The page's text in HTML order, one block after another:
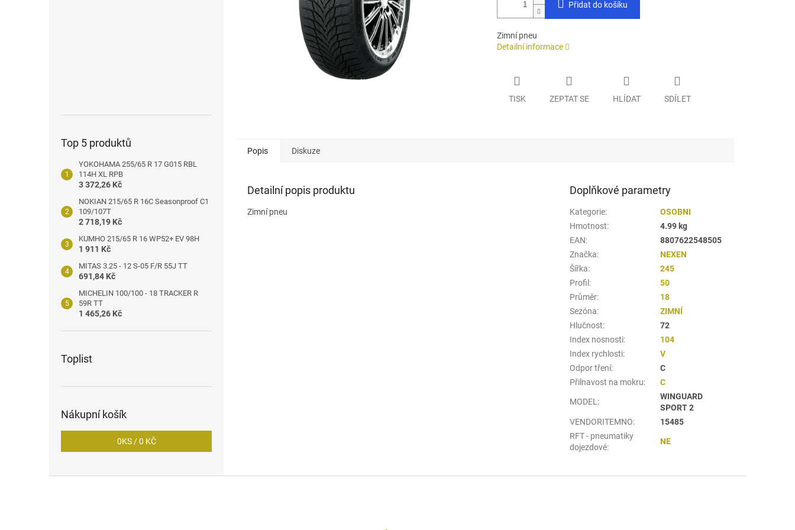
Top 5 produktů
YOKOHAMA 255/65 R 17 G015 RBL
114H XL RPB
3 372,26 Kč
NOKIAN 215/65 R 16C Seasonproof C1
109/107T
2 718,19 Kč
KUMHO 215/65 R 16 WP52+ EV 98H
1 911 Kč
MITAS 3.25 - 12 S-05 F/R 55J TT
691,84 Kč
MICHELIN 100/100 - 18 TRACKER R
59R TT
1 465,26 Kč
Toplist
Nákupní košík
0KS /0 KČ
Přidat do košíku
Zimní pneu
Detailní informace
TISK ZEPTAT SE HLÍDAT SDÍLET
Popis Diskuze
Detailní popis produktu
Zimní pneu
Doplňkové parametry
Kategorie:
OSOBNI
Hmotnost:
4.99 kg
EAN:
8807622548505
Značka:
NEXEN
Šířka:
245
Profil :
50
Průměr:
18
Sezóna:
ZIMNÍ
Hlučnost:
72
Index nosnosti:
104
Index rychlosti:
V
Odpor tření:
C
Přilnavost na mokru: C
MODEL :
WINGUARD
SPORT 2
VENDORITEMNO:
15485
RFT - pneumatiky
dojezdové:
NE